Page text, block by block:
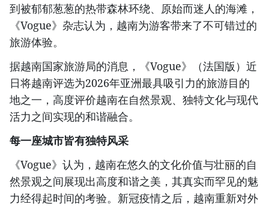
到被郁郁葱葱的热带森林环绕、原始而迷人的海滩，
《Vogue》杂志认为，越南为游客带来了不可错过的
旅游体验。
据越南国家旅游局的消息，《Vogue》（法国版）近
日将越南评选为2026年亚洲最具吸引力的旅游目的
地之一，高度评价越南在自然景观、独特文化与现代
活力之间实现的和谐融合。
每一座城市皆有独特风采
《Vogue》认为，越南在悠久的文化价值与壮丽的自
然景观之间展现出高度和谐之美，其真实而罕见的魅
力经得起时间的考验。新冠疫情之后，越南重新对外